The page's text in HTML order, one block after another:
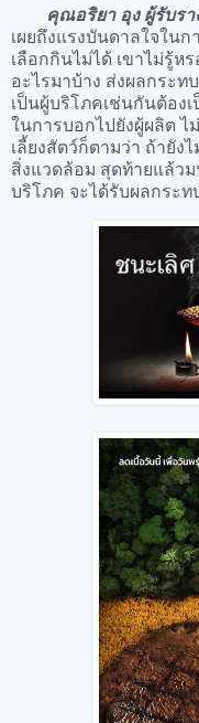
คุณอริยา อุง ผู้รับร
เผยถึงแรงบันดาลใจใน
เลือกกินไม่ได้ เขาไม่รู้
อะไรมาบ้าง ส่งผลกระ
เป็นผู้บริโภคเช่นกันต้อง
ในการบอกไปยังผู้ผลิต ไ
เลี้ยงสัตว์ก็ตามว่า ถ้ายัง
สิ่งแวดล้อม สุดท้ายแล้ว
บริโภค จะได้รับผลกระท